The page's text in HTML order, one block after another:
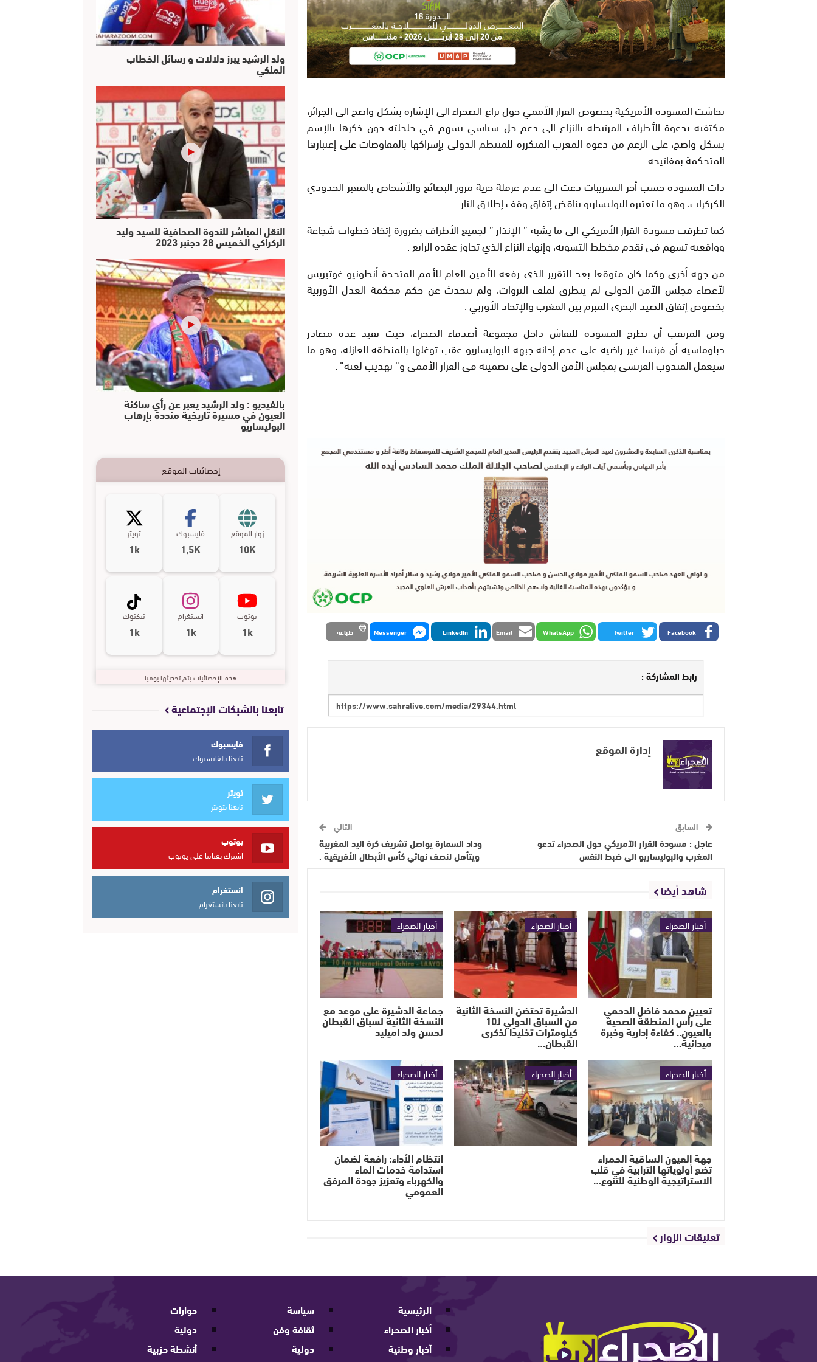
تحاشت المسودة الأمريكية بخصوص القرار الأممي حول نزاع الصحراء الى الإشارة بشكل واضح الى الجزائر،
مكتفية بدعوة الأطراف المرتبطة بالنزاع الى دعم حل سياسي يسهم في حلحلته دون ذكرها بالإسم
بشكل واضح، على الرغم من دعوة المغرب المتكررة للمنتظم الدولي بإشراكها بالمفاوضات على إعتبارها
المتحكمة بمفاتيحه .
ذات المسودة حسب أخر التسريبات دعت الى عدم عرقلة حرية مرور البضائع والأشخاص بالمعبر الحدودي
الكركرات، وهو ما تعتبره البوليساريو يناقض إتفاق وقف إطلاق النار .
كما تطرقت مسودة القرار الأمريكي الى ما يشبه ” الإنذار ” لجميع الأطراف بضرورة إتخاذ خطوات شجاعة
وواقعية تسهم في تقدم مخطط التسوية، وإنهاء النزاع الذي تجاوز عقده الرابع .
من جهة أخرى وكما كان متوقعا بعد التقرير الذي رفعه الأمين العام للأمم المتحدة أنطونيو غوتيريس
لأعضاء مجلس الأمن الدولي لم يتطرق لملف الثروات، ولم تتحدث عن حكم محكمة العدل الأوربية
بخصوص إتفاق الصيد البحري المبرم بين المغرب والإتحاد الأوربي .
ومن المرتقب أن تطرح المسودة للنقاش داخل مجموعة أصدقاء الصحراء، حيث تفيد عدة مصادر
دبلوماسية أن فرنسا غير راضية على عدم إدانة جبهة البوليساريو عقب توغلها بالمنطقة العازلة، وهو ما
سيعمل المندوب الفرنسي بمجلس الأمن الدولي على تضمينه في القرار الأممي و” تهذيب لغته” .
Facebook
Twitter
WhatsApp
Email
LinkedIn
Messenger طباعة
رابط المشاركة :
إدارة الموقع
السابق
عاجل : مسودة القرار الأمريكي حول الصحراء تدعو
المغرب والبوليساريو الى ضبط النفس
التالي
وداد السمارة يواصل تشريف كرة اليد المغربية
ويتأهل لنصف نهائي كأس الأبطال الأفريقية .
شاهد أيضا
أخبار الصحراء
تعيين محمد فاضل الدحمي
على رأس المنطقة الصحية
بالعيون.. كفاءة إدارية وخبرة
ميدانية…
أخبار الصحراء
الدشيرة تحتضن النسخة الثانية
من السباق الدولي لـ10
كيلومترات تخليدًا لذكرى
القبطان…
أخبار الصحراء
جماعة الدشيرة على موعد مع
النسخة الثانية لسباق القبطان
لحسن ولد اميليد
أخبار الصحراء
جهة العيون الساقية الحمراء
تضع أولوياتها الترابية في قلب
الاستراتيجية الوطنية للتنوع…
أخبار الصحراء أخبار الصحراء
انتظام الأداء: رافعة لضمان
استدامة خدمات الماء
والكهرباء وتعزيز جودة المرفق
العمومي
تعليقات الزوار
ولد الرشيد يبرز دلالات و رسائل الخطاب
الملكي
النقل المباشر للندوة الصحافية للسيد وليد
الركراكي الخميس 28 دجنبر 2023
بالفيديو : ولد الرشيد يعبر عن رأي ساكنة
العيون في مسيرة تاريخية منددة بإرهاب
البوليساريو
إحصائيات الموقع
زوار الموقع
10K
فايسبوك
1,5K
تويتر
1k
يوتوب
1k
انستغرام
1k
تيكتوك
1k
هذه الإحصائيات يتم تحديثها يوميا
تابعنا بالشبكات الإجتماعية
فايسبوك
تابعنا بالفايسبوك
تويتر
تابعنا بتويتر
يوتوب
اشترك بقناتنا على يوتوب
انستغرام
تابعنا بانستغرام
الرئيسية
أخبار الصحراء
أخبار وطنية
سياسة
ثقافة وفن
دولية
حوارات
دولية
أنشطة حزبية